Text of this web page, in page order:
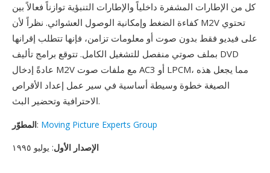
كل من الإطارات المشفرة داخلياً والإطارات التنبؤية توازناً فعالاً بين
كفاءة الضغط وإمكانية الوصول العشوائي. نظراً لأن M2V تحتوي
على فيديو فقط بدون صوت أو معلومات تزامن، فإنها تتطلب إقرانها
بملف صوتي منفصل للتشغيل الكامل. تتوقع برامج تأليف DVD
عادةً إدخال M2V مع ملفات صوت AC3 أو LPCM، مما يجعل هذه
الصيغة خطوة وسيطة أساسية في سير عمل إعداد الأقراص
الاحترافية وتحضير البث.
المطوّر: Moving Picture Experts Group
الإصدار الأول: يوليو ١٩٩٥